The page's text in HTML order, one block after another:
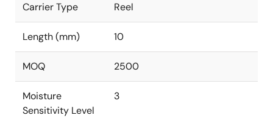
Carrier Type Reel
Length (mm) 10
MOQ 2500
Moisture
Sensitivity Level
3